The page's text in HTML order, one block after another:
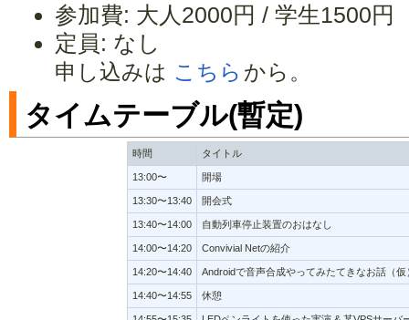
参加費: 大人2000円 / 学生1500円
定員: なし
申し込みは こちら から。
タイムテーブル(暫定)
時間 タイトル
13:00〜 開場
13:30〜13:40 開会式
13:40〜14:00 自動列車停止装置のおはなし
14:00〜14:20 Convivial Netの紹介
14:20〜14:40 Androidで音声合成やってみたてきなお話（仮
14:40〜14:55 休憩